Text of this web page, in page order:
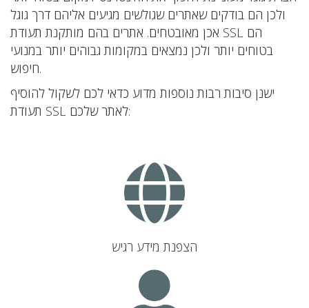
ולכן הם בודקים שאתרים שגולשים מגיעים אליהם דרך גוגל
אכן מאובטחים. אתרים בהם מותקנת תעודת SSL הם
בטוחים יותר ולכן נמצאים במקומות גבוהים יותר במנועי
חיפוש.
ישנן סיבות רבות נוספות מדוע כדאי לכם לשקול להוסיף
תעודת SSL לאתר שלכם:
הצפנת מידע רגיש